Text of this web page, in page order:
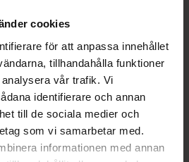
cookies
för att anpassa innehållet
tillhandahålla funktioner
vår trafik. Vi
identifierare och annan
till de sociala medier och
som vi samarbetar med.
informationen med annan
Spara
Dölj